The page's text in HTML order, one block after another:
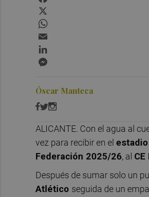
Óscar Manteca
ALICANTE. Con el agua al
vez para recibir en el
Federación 2025/26, al CE
Después de sumar solo un
Atlético seguida de un